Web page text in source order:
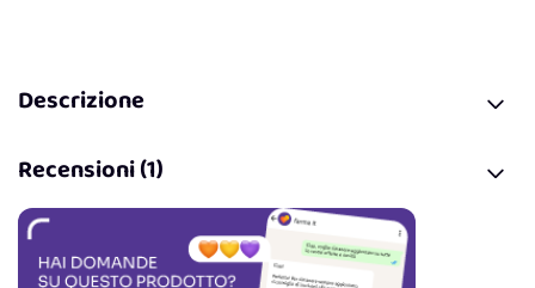
Descrizione
Recensioni (1)